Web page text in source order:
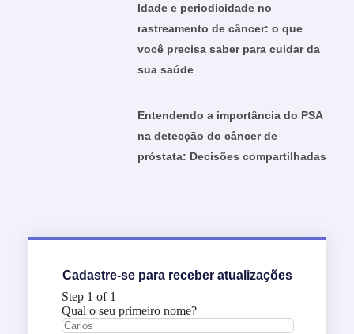
Idade e periodicidade no
rastreamento de câncer: o que
você precisa saber para cuidar da
sua saúde
Entendendo a importância do PSA
na detecção do câncer de
próstata: Decisões compartilhadas
Cadastre-se para receber atualizações